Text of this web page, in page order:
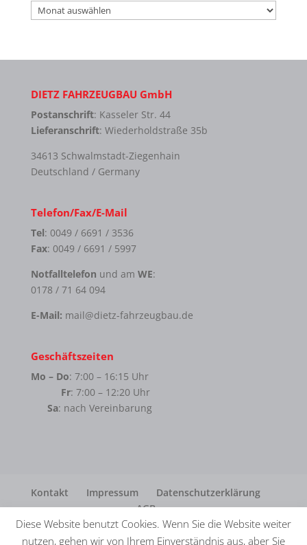
Archiv
DIETZ FAHRZEUGBAU GmbH
Postanschrift: Kasseler Str. 44
Lieferanschrift: Wiederholdstraße 35b
34613 Schwalmstadt-Ziegenhain
Deutschland / Germany
Telefon/Fax/E-Mail
Tel: 0049 / 6691 / 3536
Fax: 0049 / 6691 / 5997
Notfalltelefon und am WE:
0178 / 71 64 094
E-Mail: mail@dietz-fahrzeugbau.de
Geschäftszeiten
Mo – Do: 7:00 – 16:15 Uhr
Fr: 7:00 – 12:20 Uhr
Sa: nach Vereinbarung
Kontakt Impressum
Datenschutzerklärung
AGB
Diese Website benutzt Cookies. Wenn Sie die Website weiter
nutzen, gehen wir von Ihrem Einverständnis aus, aber Sie